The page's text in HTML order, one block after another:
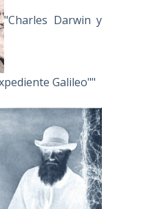
"Charles Darwin y
Galileo""